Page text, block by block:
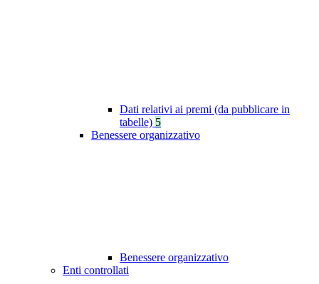
Dati relativi ai premi (da pubblicare in
tabelle) 5
Benessere organizzativo
Benessere organizzativo
Enti controllati